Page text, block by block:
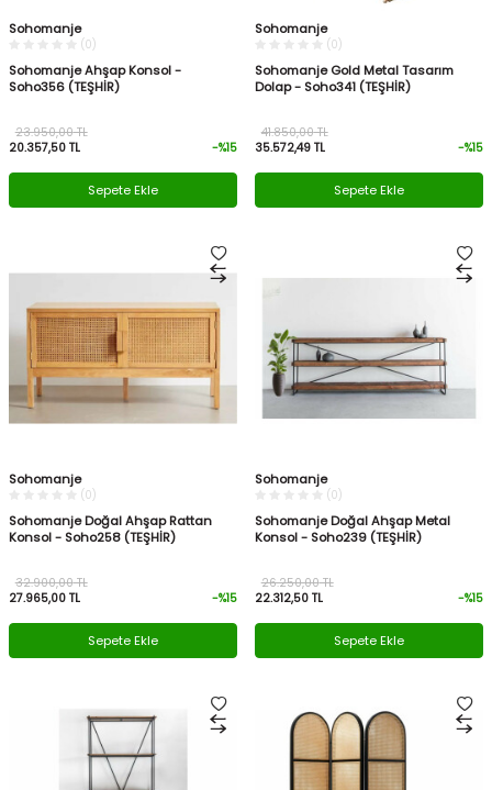
Sohomanje
(0)
Sohomanje Ahşap Konsol -
Soho356 (TEŞHİR)
20.357,50 TL
23.950,00TL
-%15
Sepete Ekle
Sohomanje
(0)
Sohomanje Gold Metal Tasarım
Dolap - Soho341 (TEŞHİR)
35.572,49 TL
41.850,00TL
-%15
Sepete Ekle
Sohomanje
(0)
Sohomanje Doğal Ahşap Rattan
Konsol - Soho258 (TEŞHİR)
27.965,00 TL
32.900,00TL
-%15
Sepete Ekle
Sohomanje
(0)
Sohomanje Doğal Ahşap Metal
Konsol - Soho239 (TEŞHİR)
22.312,50 TL
26.250,00TL
-%15
Sepete Ekle